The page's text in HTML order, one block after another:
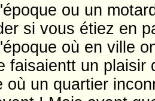
ou un
si vous étiez en
où en ville
faisaientt un plaisir
où un quartier